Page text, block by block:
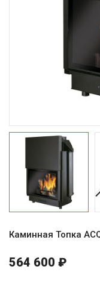
Каминная Топка
564 600 ₽